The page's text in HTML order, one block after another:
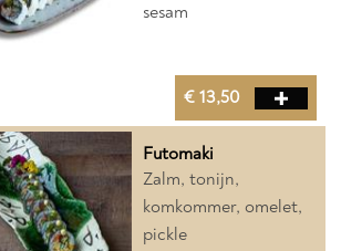
sesam
€ 13,50
Futomaki
Zalm, tonijn,
komkommer, omelet,
pickle